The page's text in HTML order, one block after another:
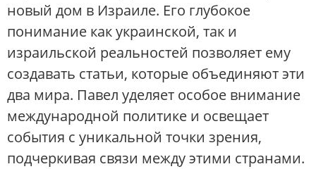
новый дом в Израиле. Его глубокое
понимание как украинской, так и
израильской реальностей позволяет ему
создавать статьи, которые объединяют эти
два мира. Павел уделяет особое внимание
международной политике и освещает
события с уникальной точки зрения,
подчеркивая связи между этими странами.